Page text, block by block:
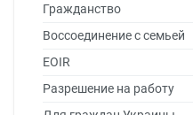
Гражданство
Воссоединение с семьей
EOIR
Разрешение на работу